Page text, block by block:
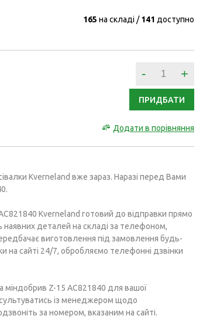
165 на складі 141 доступно
- +
ПРИДБАТИ
Додати в порівняння
Kverneland вже зараз. Наразі перед Вами
Kverneland готовий до відправки прямо
наявних деталей на складі за телефоном,
виготовлення під замовлення будь-
на сайті 24/7, обробляємо телефонні дзвінки
Z-15 AC821840 для вашої
із менеджером щодо
за номером, вказаним на сайті.